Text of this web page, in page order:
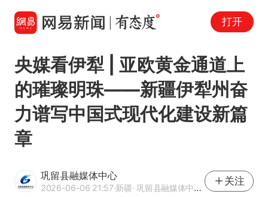
打开
央媒看伊犁 | 亚欧黄金通道上
的璀璨明珠——新疆伊犁州奋
力谱写中国式现代化建设新篇
章
巩留县融媒体中心
2026-06-06 21:57·新疆· 巩留县融媒体中心官方网易号
关注